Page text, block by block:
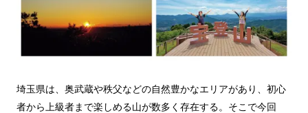
埼玉県は、奥武蔵や秩父などの自然豊かなエリアがあり、初心
者から上級者まで楽しめる山が数多く存在する。そこで今回